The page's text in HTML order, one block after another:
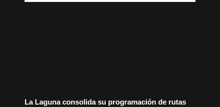
La Laguna consolida su programación de rutas